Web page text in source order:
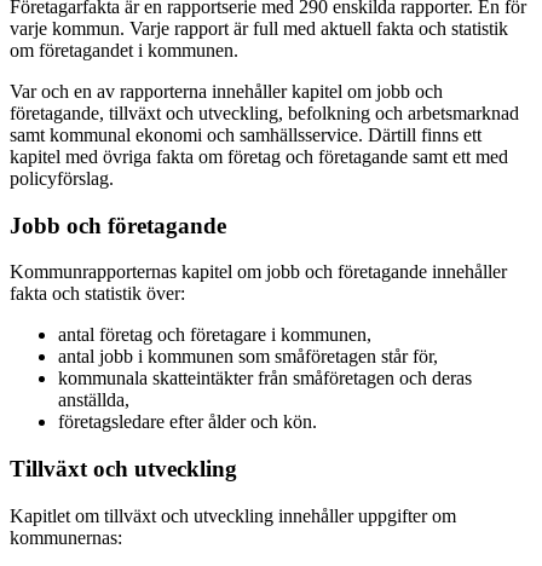
Företagarfakta är en rapportserie med 290 enskilda rapporter. En för
varje kommun. Varje rapport är full med aktuell fakta och statistik
om företagandet i kommunen.
Var och en av rapporterna innehåller kapitel om jobb och
företagande, tillväxt och utveckling, befolkning och arbetsmarknad
samt kommunal ekonomi och samhällsservice. Därtill finns ett
kapitel med övriga fakta om företag och företagande samt ett med
policyförslag.
Jobb och företagande
Kommunrapporternas kapitel om jobb och företagande innehåller
fakta och statistik över:
antal företag och företagare i kommunen,
antal jobb i kommunen som småföretagen står för,
kommunala skatteintäkter från småföretagen och deras
anställda,
företagsledare efter ålder och kön.
Tillväxt och utveckling
Kapitlet om tillväxt och utveckling innehåller uppgifter om
kommunernas: